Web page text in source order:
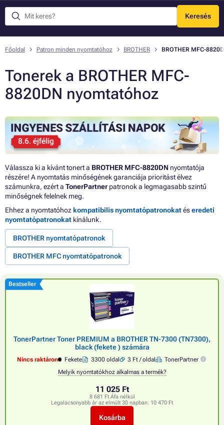
Keresés
Menü
Főoldal Patron minden nyomtatóhoz BROTHER BROTHER MFC-
Tonerek a BROTHER MFC-
8820DN nyomtatóhoz
Válassza ki a kívánt tonert a BROTHER MFC-8820DN nyomtatója
részére! A nyomtatás minőségének garanciája prioritást élvez
számunkra, ezért a TonerPartner patronok a legmagasabb szintű
minőségnek felelnek meg.
Ehhez a nyomtatóhoz kompatibilis nyomtatópatronokatéseredeti
nyomtatópatronokat kínálunk.
BROTHER nyomtatópatronok
BROTHER MFC nyomtatópatronok
Bestseller
TonerPartner Toner PREMIUM a BROTHER TN-7300 (TN7300),
black (fekete ) számára
Nincs raktáron Fekete 3300 oldal 3 Ft / oldal
TonerPartner
Melyik nyomtatókhoz alkalmas a termék?
11 025 Ft
8 681 Ft Áfa nélkül
Legalacsonyabb ár az elmúlt 30 napban: 10 470 Ft
Kosárba